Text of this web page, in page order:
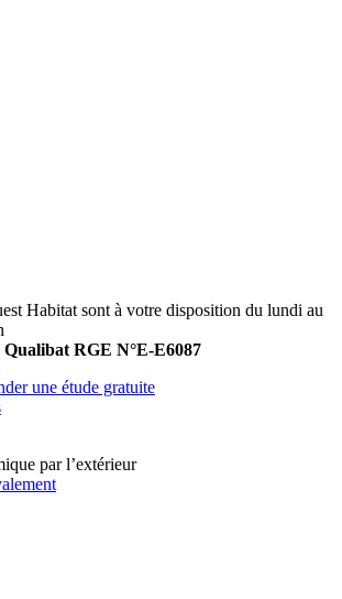
Habitat sont à votre disposition du lundi au
RGE N°E-E6087
une étude gratuite
par l’extérieur